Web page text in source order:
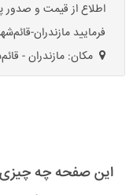
اطلاع از قیمت و صدور
فرمایید مازندران-
مکان: مازندران -
این صفحه چه